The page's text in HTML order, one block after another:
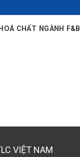
HOÁ CHẤT NGÀNH F&B
VIỆT NAM